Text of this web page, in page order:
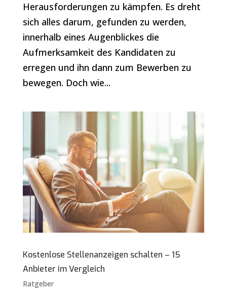
Herausforderungen zu kämpfen. Es dreht
sich alles darum, gefunden zu werden,
innerhalb eines Augenblickes die
Aufmerksamkeit des Kandidaten zu
erregen und ihn dann zum Bewerben zu
bewegen. Doch wie...
Kostenlose Stellenanzeigen schalten – 15
Anbieter im Vergleich
Ratgeber